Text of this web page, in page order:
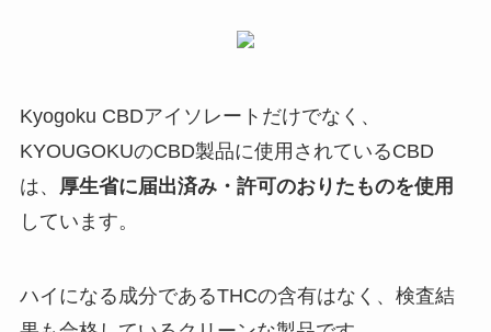
Kyogoku CBDアイソレートだけでなく、
KYOUGOKUのCBD製品に使用されているCBD
は、
厚生省に届出済み・許可のおりたものを使用
しています。
ハイになる成分であるTHCの含有はなく、検査結